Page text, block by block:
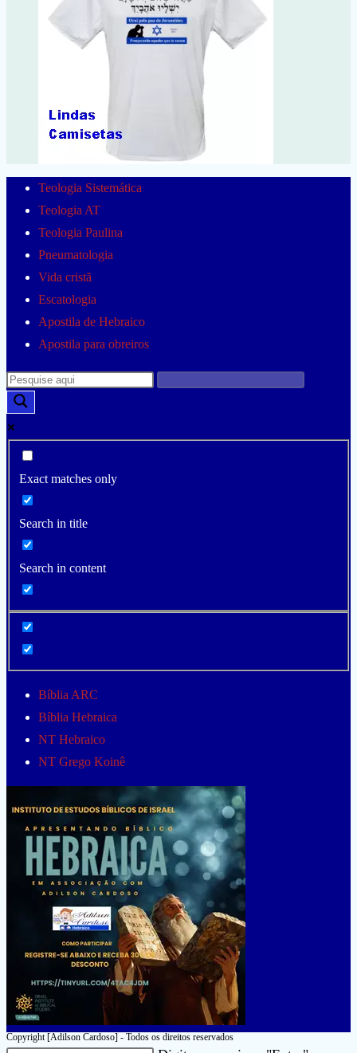
Teologia Sistemática
Teologia AT
Teologia Paulina
Pneumatologia
Vida cristã
Escatologia
Apostila de Hebraico
Apostila para obreiros
Exact matches only
Search in title
Search in content
Bíblia ARC
Bíblia Hebraica
NT Hebraico
NT Grego Koinê
Copyright [Adilson Cardoso] - Todos os direitos reservados